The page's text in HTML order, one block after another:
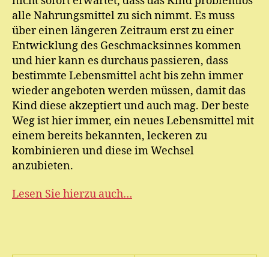
alle Nahrungsmittel zu sich nimmt. Es muss
über einen längeren Zeitraum erst zu einer
Entwicklung des Geschmacksinnes kommen
und hier kann es durchaus passieren, dass
bestimmte Lebensmittel acht bis zehn immer
wieder angeboten werden müssen, damit das
Kind diese akzeptiert und auch mag. Der beste
Weg ist hier immer, ein neues Lebensmittel mit
einem bereits bekannten, leckeren zu
kombinieren und diese im Wechsel
anzubieten.
Lesen Sie hierzu auch…